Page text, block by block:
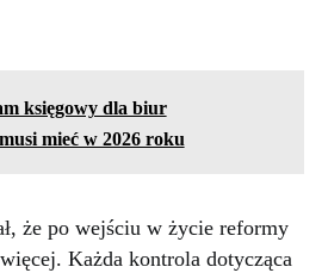
księgowy dla biur
mieć w 2026 roku
że po wejściu w życie reformy
Każda kontrola dotycząca